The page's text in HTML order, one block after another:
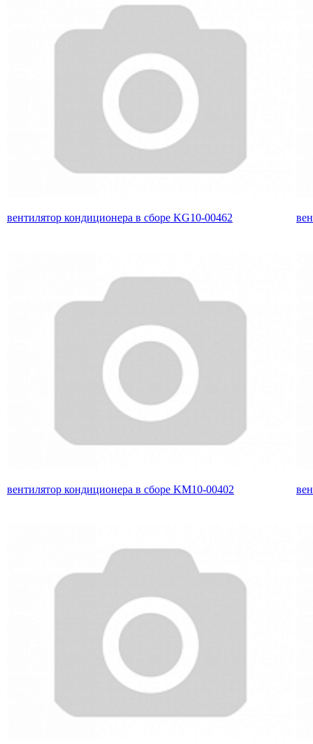
вентилятор кондиционера в сборе KG10-00462
вентилятор кондиционера в сборе KM10-00402